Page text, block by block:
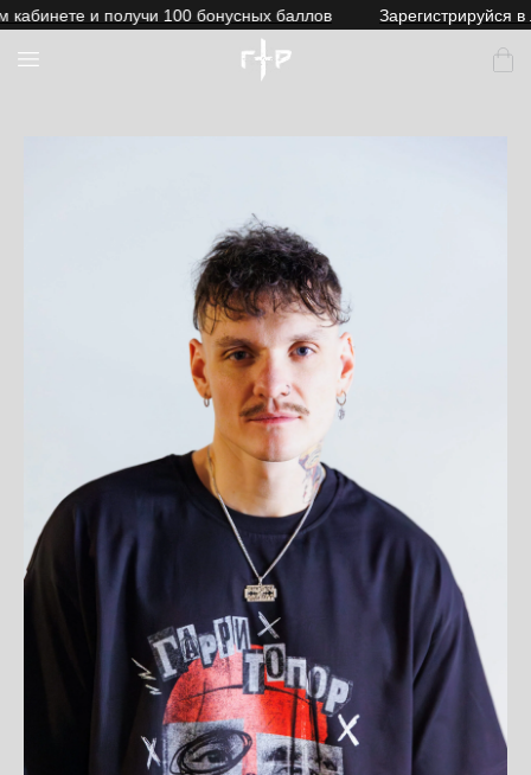
и получи 100 бонусных баллов Зарегистрируйся в